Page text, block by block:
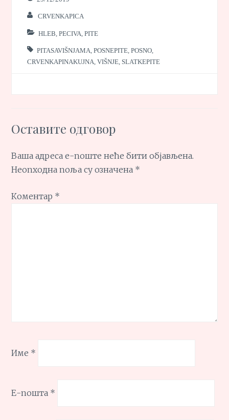
CRVENKAPICA
HLEB, PECIVA, PITE
PITASAVIŠNJAMA ,POSNEPITE ,POSNO
CRVENKAPINAKUJNA ,VIŠNJE SLATKEPITE
Оставите одговор
Ваша адреса е-поште неће бити објављена.
Неопходна поља су означена *
Коментар *
Име *
Е-пошта *